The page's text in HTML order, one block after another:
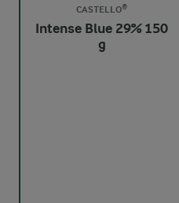
CASTELLO®
Intense Blue 29% 150
g